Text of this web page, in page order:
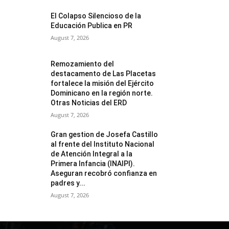
El Colapso Silencioso de la
Educación Publica en PR
August 7, 2026
Remozamiento del
destacamento de Las Placetas
fortalece la misión del Ejército
Dominicano en la región norte.
Otras Noticias del ERD
August 7, 2026
Gran gestion de Josefa Castillo
al frente del Instituto Nacional
de Atención Integral a la
Primera Infancia (INAIPI).
Aseguran recobró confianza en
padres y...
August 7, 2026